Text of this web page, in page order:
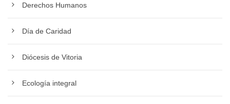
Derechos Humanos
Día de Caridad
Diócesis de Vitoria
Ecología integral